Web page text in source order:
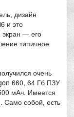
дизайн
и это
экран — его
типичное
очень
660, 64 Гб ПЗУ
мАч. Имеется
Само собой, есть